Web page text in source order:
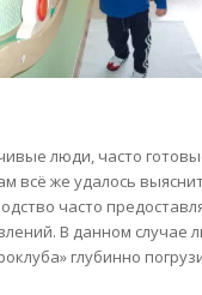
люди, часто
всё же удалось
часто
В данном случае
глубинно